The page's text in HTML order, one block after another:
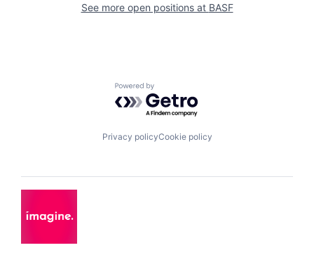
See more open positions at BASF
Powered by Getro.com
Privacy policyCookie policy